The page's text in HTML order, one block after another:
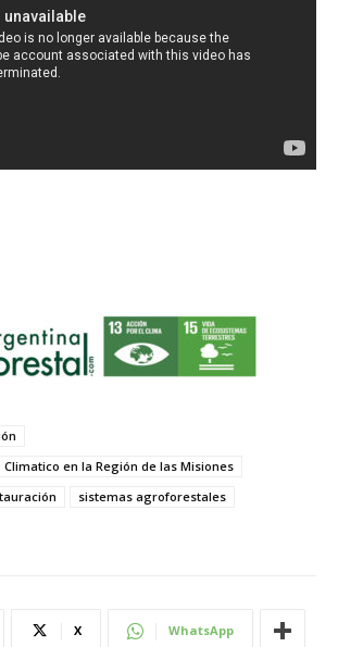
en la Región de las Misiones
sistemas agroforestales
X WhatsApp